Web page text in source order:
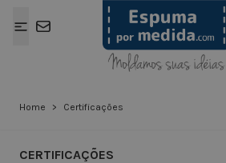
Home > Certificações
CERTIFICAÇÕES